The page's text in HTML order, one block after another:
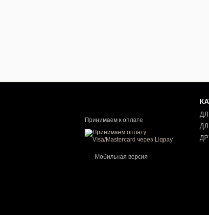
Принимаем к оплате
Мобильная версия